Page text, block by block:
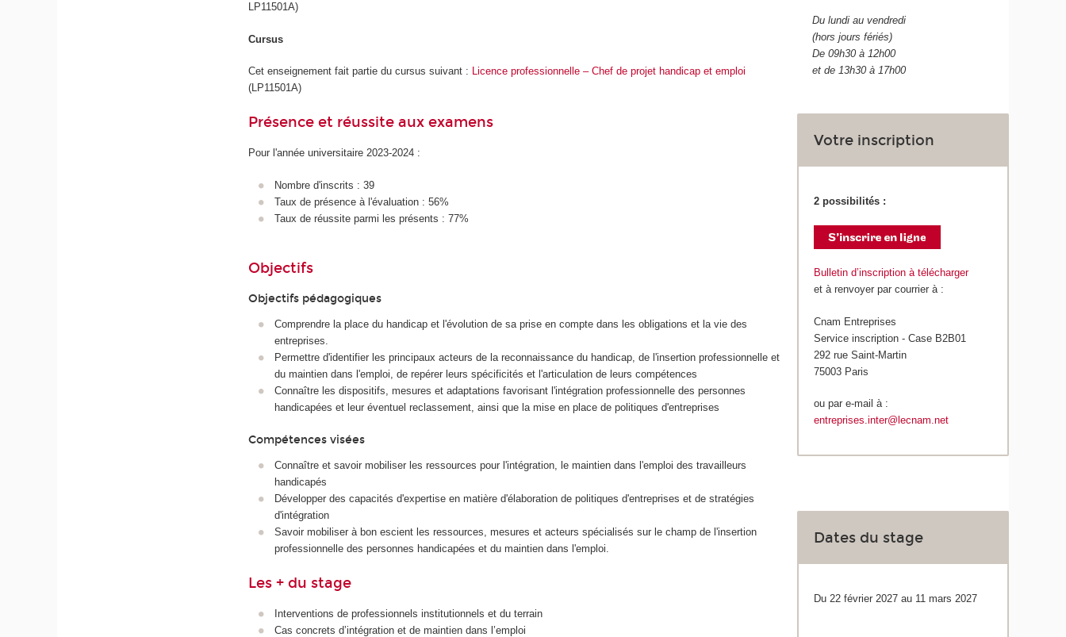
LP11501A)
Cursus
Cet enseignement fait partie du cursus suivant : Licence professionnelle – Chef de projet handicap et emploi
(LP11501A)
Présence et réussite aux examens
Pour l'année universitaire 2023-2024 :
Nombre d'inscrits : 39
Taux de présence à l'évaluation : 56%
Taux de réussite parmi les présents : 77%
Objectifs
Objectifs pédagogiques
Comprendre la place du handicap et l'évolution de sa prise en compte dans les obligations et la vie des
entreprises.
Permettre d'identifier les principaux acteurs de la reconnaissance du handicap, de l'insertion professionnelle et
du maintien dans l'emploi, de repérer leurs spécificités et l'articulation de leurs compétences
Connaître les dispositifs, mesures et adaptations favorisant l'intégration professionnelle des personnes
handicapées et leur éventuel reclassement, ainsi que la mise en place de politiques d'entreprises
Compétences visées
Connaître et savoir mobiliser les ressources pour l'intégration, le maintien dans l'emploi des travailleurs
handicapés
Développer des capacités d'expertise en matière d'élaboration de politiques d'entreprises et de stratégies
d'intégration
Savoir mobiliser à bon escient les ressources, mesures et acteurs spécialisés sur le champ de l'insertion
professionnelle des personnes handicapées et du maintien dans l'emploi.
Les + du stage
Interventions de professionnels institutionnels et du terrain
Cas concrets d’intégration et de maintien dans l’emploi
Du lundi au vendredi
(hors jours fériés)
De 09h30 à 12h00
et de 13h30 à 17h00
Votre inscription
2 possibilités :
Bulletin d’inscription à télécharger
et à renvoyer par courrier à :
Cnam Entreprises
Service inscription - Case B2B01
292 rue Saint-Martin
75003 Paris
ou par e-mail à :
entreprises.inter@lecnam.net
Dates du stage
Du 22 février 2027 au 11 mars 2027